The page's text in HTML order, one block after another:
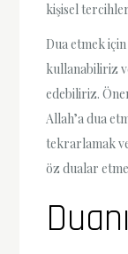
kişisel
Dua etmek
kullanabiliriz
edebiliriz.
Allah’a dua
tekrarlamak
öz dualar